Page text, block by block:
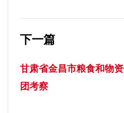
下一篇
甘肃省金昌市粮食和物
团考察